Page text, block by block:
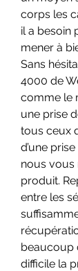
corps les
il a besoin
mener à
Sans
4000 de
comme le
une prise
tous ceux
d’une
nous
produit.
entre les
beaucoup
difficile la